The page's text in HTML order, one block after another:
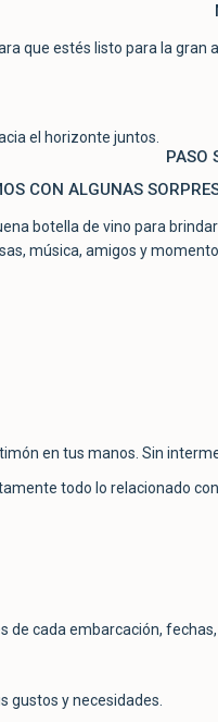
que estés listo para la gran
el horizonte juntos.
PASO
CON ALGUNAS
botella de vino para
música, amigos y
en tus manos. Sin
todo lo relacionado
cada embarcación,
gustos y necesidades.